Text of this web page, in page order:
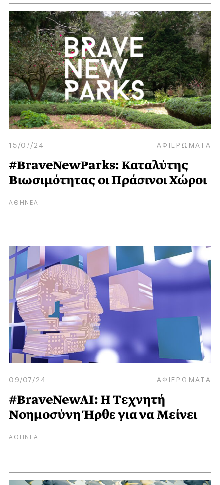
15/07/24 ΑΦΙΕΡΩΜΑΤΑ
#BraveNewParks: Καταλύτης
Bιωσιμότητας οι Πράσινοι Χώροι
ΑΘΗΝΕΑ
09/07/24 ΑΦΙΕΡΩΜΑΤΑ
#BraveNewAI: Η Tεχνητή
Nοημοσύνη Ήρθε για να Μείνει
ΑΘΗΝΕΑ